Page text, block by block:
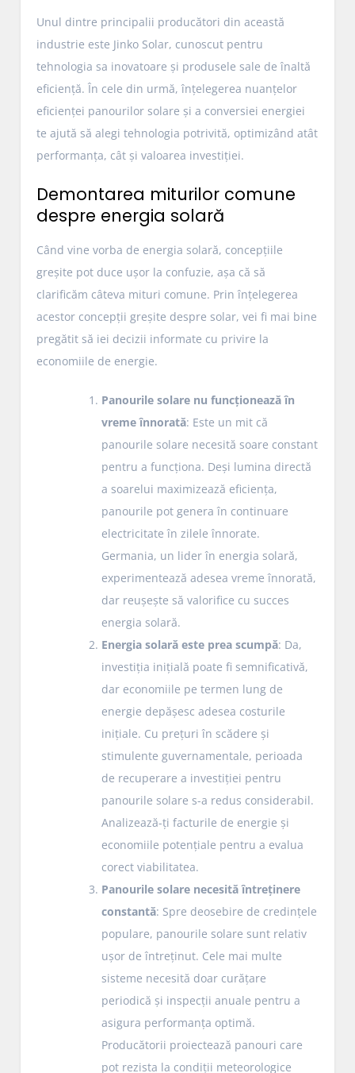
Unul dintre principalii producători din această
industrie este Jinko Solar, cunoscut pentru
tehnologia sa inovatoare și produsele sale de înaltă
eficiență. În cele din urmă, înțelegerea nuanțelor
eficienței panourilor solare și a conversiei energiei
te ajută să alegi tehnologia potrivită, optimizând atât
performanța, cât și valoarea investiției.
Demontarea miturilor comune
despre energia solară
Când vine vorba de energia solară, concepțiile
greșite pot duce ușor la confuzie, așa că să
clarificăm câteva mituri comune. Prin înțelegerea
acestor concepții greșite despre solar, vei fi mai bine
pregătit să iei decizii informate cu privire la
economiile de energie.
Panourile solare nu funcționează în
vreme înnorată: Este un mit că
panourile solare necesită soare constant
pentru a funcționa. Deși lumina directă
a soarelui maximizează eficiența,
panourile pot genera în continuare
electricitate în zilele înnorate.
Germania, un lider în energia solară,
experimentează adesea vreme înnorată,
dar reușește să valorifice cu succes
energia solară.
Energia solară este prea scumpă: Da,
investiția inițială poate fi semnificativă,
dar economiile pe termen lung de
energie depășesc adesea costurile
inițiale. Cu prețuri în scădere și
stimulente guvernamentale, perioada
de recuperare a investiției pentru
panourile solare s-a redus considerabil.
Analizează-ți facturile de energie și
economiile potențiale pentru a evalua
corect viabilitatea.
Panourile solare necesită întreținere
constantă: Spre deosebire de credințele
populare, panourile solare sunt relativ
ușor de întreținut. Cele mai multe
sisteme necesită doar curățare
periodică și inspecții anuale pentru a
asigura performanța optimă.
Producătorii proiectează panouri care
pot rezista la condiții meteorologice